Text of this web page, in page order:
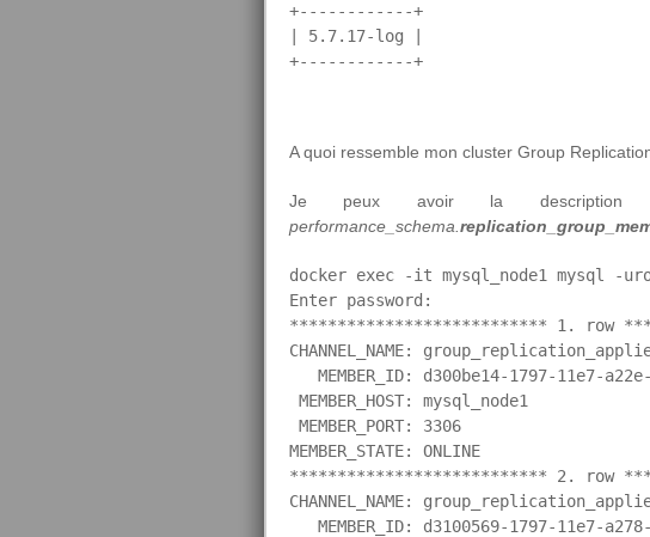
+------------+
| 5.7.17-log |
+------------+
A quoi ressemble mon cluster Group
Je peux avoir la description
performance_schema.
docker exec -it mysql_node1 mysql -
Enter password:
*************************** 1. row
CHANNEL_NAME:
MEMBER_ID: d300be14-1797-11e7-
MEMBER_HOST: mysql_node1
MEMBER_PORT: 3306
MEMBER_STATE: ONLINE
*************************** 2. row
CHANNEL_NAME:
MEMBER_ID: d3100569-1797-11e7-